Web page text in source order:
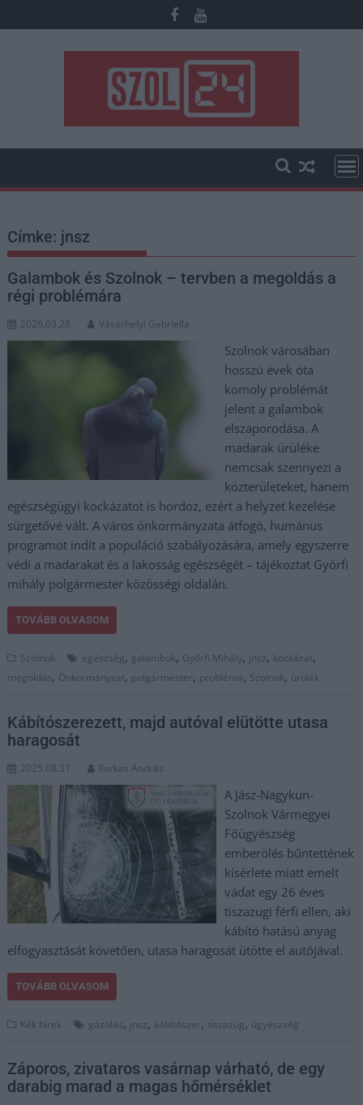
to
Címke: jnsz
Galambok és Szolnok – tervben a megoldás a
régi problémára
2026.03.28. Vásárhelyi Gabriella
Szolnok városában
hosszú évek óta
komoly problémát
jelent a galambok
elszaporodása. A
madarak ürüléke
nemcsak szennyezi a
közterületeket, hanem
egészségügyi kockázatot is hordoz, ezért a helyzet kezelése
sürgetővé vált. A város önkormányzata átfogó, humánus
programot indít a populáció szabályozására, amely egyszerre
védi a madarakat és a lakosság egészségét – tájékoztat Györfi
mihály polgármester közösségi oldalán.
TOVÁBB OLVASOM
Szolnok egészség, galambok, Győrfi Mihály, jnsz, kockázat,
megoldás, Önkormányzat, polgármester, probléma, Szolnok, ürülék
Kábítószerezett, majd autóval elütötte utasa
haragosát
2025.08.31. Farkas András
A Jász-Nagykun-
Szolnok Vármegyei
Főügyészség
emberölés bűntettének
kísérlete miatt emelt
vádat egy 26 éves
tiszazugi férfi ellen, aki
kábító hatású anyag
elfogyasztását követően, utasa haragosát ütötte el autójával.
TOVÁBB OLVASOM
Kék hírek gázolás, jnsz, kábítószer, tiszazúg, ügyészség
Záporos, zivataros vasárnap várható, de egy
darabig marad a magas hőmérséklet